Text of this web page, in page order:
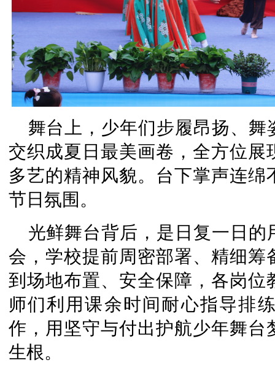
舞台上，少年们步履昂扬、
交织成夏日最美画卷，全方位
多艺的精神风貌。台下掌声连
节日氛围。
光鲜舞台背后，是日复一日
会，学校提前周密部署、精细
到场地布置、安全保障，各岗
师们利用课余时间耐心指导排
作，用坚守与付出护航少年舞
生根。